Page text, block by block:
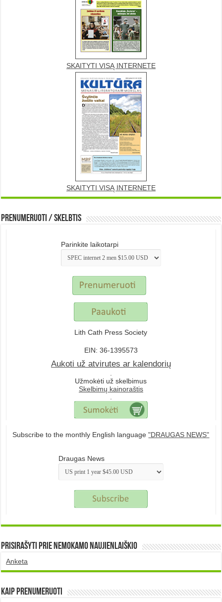
SKAITYTI VISĄ INTERNETE
SKAITYTI VISĄ INTERNETE
Prenumeruoti / Skelbtis
Parinkite laikotarpi
Lith Cath Press Society
EIN: 36-1395573
Aukoti už atvirutes ar kalendorių
Užmokėti už skelbimus
Skelbimų kainoraštis
Subscribe to the monthly English language"DRAUGAS NEWS"
Draugas News
Prisirašyti prie nemokamo naujienlaiškio
Anketa
Kaip prenumeruoti